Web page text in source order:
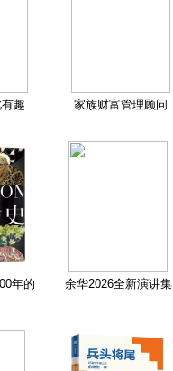
趣 家族财富管理顾问
年的
余华2026全新演讲集